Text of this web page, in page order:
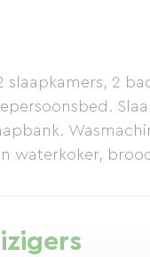
2
waterkoker,